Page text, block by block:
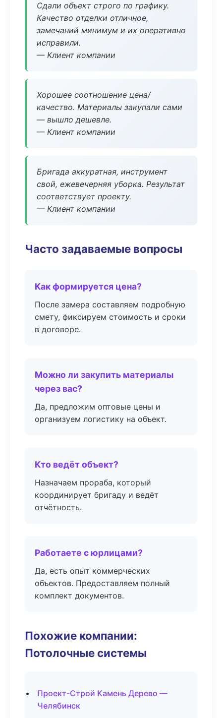
Сдали объект строго по графику.
Качество отделки отличное,
замечаний минимум и их оперативно
исправили.
— Клиент компании
Хорошее соотношение цена/
качество. Материалы закупали сами
— вышло дешевле.
— Клиент компании
Бригада аккуратная, инструмент
свой, ежевечерняя уборка. Результат
соответствует проекту.
— Клиент компании
Часто задаваемые вопросы
Как формируется цена?
После замера составляем подробную
смету, фиксируем стоимость и сроки
в договоре.
Можно ли закупить материалы
через вас?
Да, предложим оптовые цены и
организуем логистику на объект.
Кто ведёт объект?
Назначаем прораба, который
координирует бригаду и ведёт
отчётность.
Работаете с юрлицами?
Да, есть опыт коммерческих
объектов. Предоставляем полный
комплект документов.
Похожие компании:
Потолочные системы
Проект-Строй Камень Дерево —
Челябинск